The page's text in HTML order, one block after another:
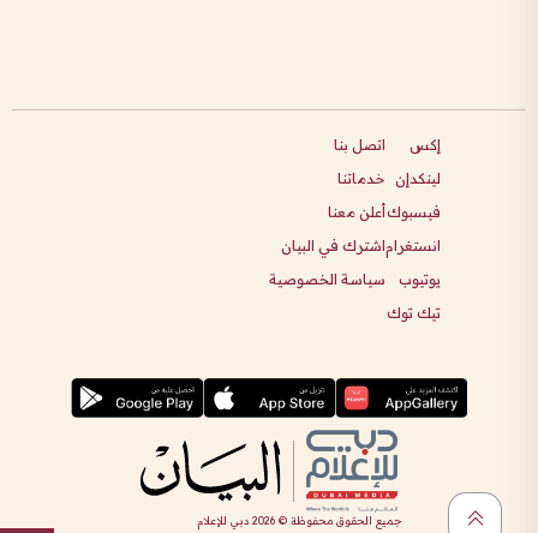
إكس
لينكدإن
فيسبوك
انستغرام
يوتيوب
تيك توك
اتصل بنا
خدماتنا
أعلن معنا
اشترك في البيان
سياسة الخصوصية
جميع الحقوق محفوظة ©2026 دبي للإعلام